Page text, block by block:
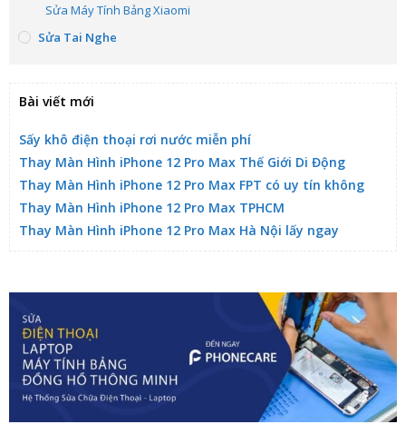
Sửa Máy Tính Bảng Xiaomi
Sửa Tai Nghe
Bài viết mới
Sấy khô điện thoại rơi nước miễn phí
Thay Màn Hình iPhone 12 Pro Max Thế Giới Di Động
Thay Màn Hình iPhone 12 Pro Max FPT có uy tín không
Thay Màn Hình iPhone 12 Pro Max TPHCM
Thay Màn Hình iPhone 12 Pro Max Hà Nội lấy ngay